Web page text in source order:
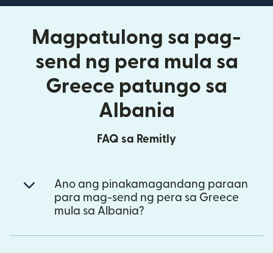
Magpatulong sa pag-
send ng pera mula sa
Greece patungo sa
Albania
FAQ sa Remitly
Ano ang pinakamagandang paraan
para mag-send ng pera sa Greece
mula sa Albania?